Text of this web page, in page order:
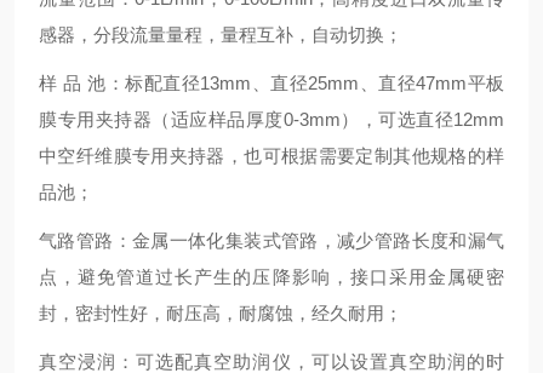
感器，分段流量量程，量程互补，自动切换；
样 品 池：标配直径13mm 、直径25mm 、直径47mm平板
膜专用夹持器（适应样品厚度0-3mm），可选直径12mm
中空纤维膜专用夹持器，也可根据需要定制其他规格的样
品池；
气路管路：金属一体化集装式管路，减少管路长度和漏气
点，避免管道过长产生的压降影响，接口采用金属硬密
封，密封性好，耐压高，耐腐蚀，经久耐用；
真空浸润：可选配真空助润仪，可以设置真空助润的时